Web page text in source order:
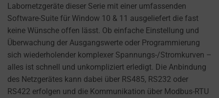
Labornetzgeräte dieser Serie mit einer umfassenden
Software-Suite für Window 10 & 11 ausgeliefert die fast
keine Wünsche offen lässt. Ob einfache Einstellung und
Überwachung der Ausgangswerte oder Programmierung
sich wiederholender komplexer Spannungs-/Stromkurven –
alles ist schnell und unkompliziert erledigt. Die Anbindung
des Netzgerätes kann dabei über RS485, RS232 oder
RS422 erfolgen und die Kommunikation über Modbus-RTU
refer
the
website’s
privacy
policy.
This
document